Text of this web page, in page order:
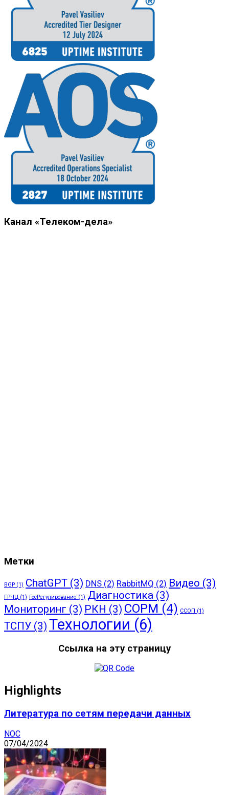
Канал «Телеком-дела»
Метки
BGP (1) ChatGPT (3) DNS (2) RabbitMQ (2) Видео (3)
ГРЧЦ (1) ГосРегулирование (1) Диагностика (3)
Мониторинг (3) РКН (3) СОРМ (4) ССОП (1)
ТСПУ (3) Технологии (6)
Ссылка на эту страницу
Highlights
Литература по сетям передачи данных
NOC
07/04/2024